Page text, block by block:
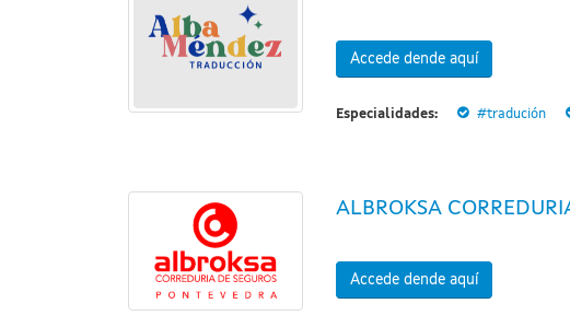
Accede dende aquí
Especialidades: #tradución
ALBROKSA
Accede dende aquí